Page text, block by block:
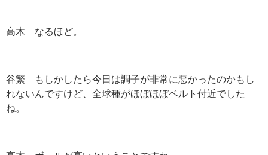
高木 なるほど。
谷繁 もしかしたら今日は調子が非常に悪かったのかもし
れないんですけど、全球種がほぼほぼベルト付近でした
ね。